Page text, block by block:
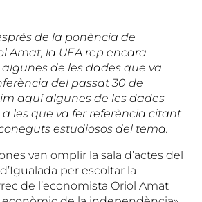
de la ponència de
Amat, la UEA rep encara
de les dades que va
del passat 30 de
aquí algunes de les dades
les que va fer referència citant
estudiosos del tema.
van omplir la sala d’actes del
per escoltar la
de l’economista Oriol Amat